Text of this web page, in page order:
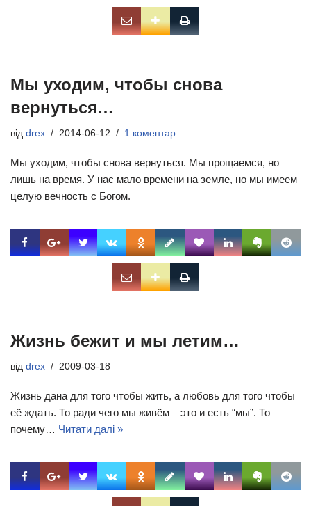
Мы уходим, чтобы снова
вернуться…
від drex 2014-06-12 1 коментар
Мы уходим, чтобы снова вернуться. Мы прощаемся, но
лишь на время. У нас мало времени на земле, но мы имеем
целую вечность с Богом.
Жизнь бежит и мы летим…
від drex 2009-03-18
Жизнь дана для того чтобы жить, а любовь для того чтобы
её ждать. То ради чего мы живём – это и есть “мы”. То
почему… Читати далі »